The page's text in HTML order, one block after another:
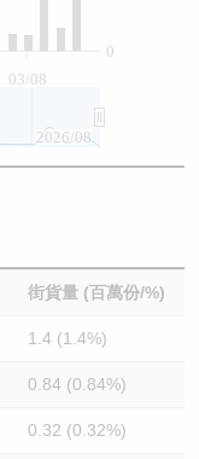
03/08
0
2026/08
街貨量 (百萬份/%)
1.4 (1.4%)
0.84 (0.84%)
0.32 (0.32%)